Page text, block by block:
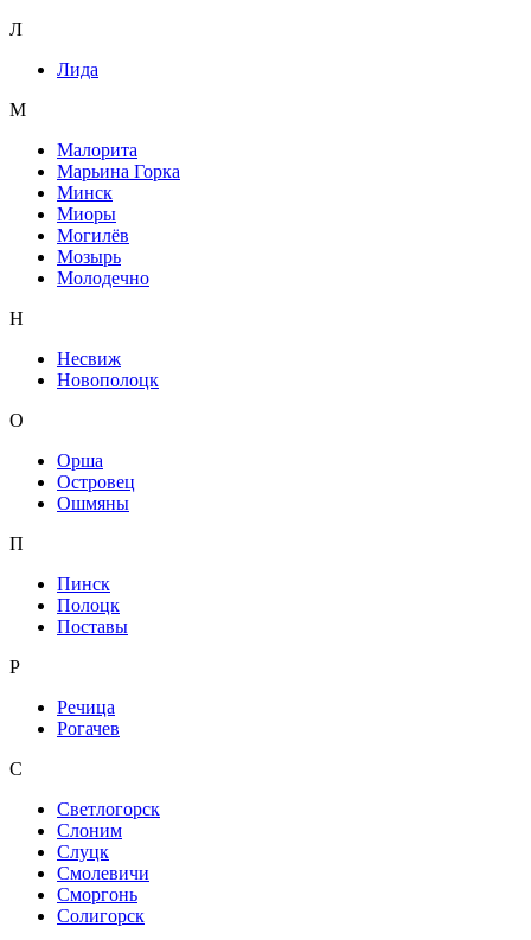
Л
Лида
М
Малорита
Марьина Горка
Минск
Миоры
Могилёв
Мозырь
Молодечно
Н
Несвиж
Новополоцк
О
Орша
Островец
Ошмяны
П
Пинск
Полоцк
Поставы
Р
Речица
Рогачев
С
Светлогорск
Слоним
Слуцк
Смолевичи
Сморгонь
Солигорск